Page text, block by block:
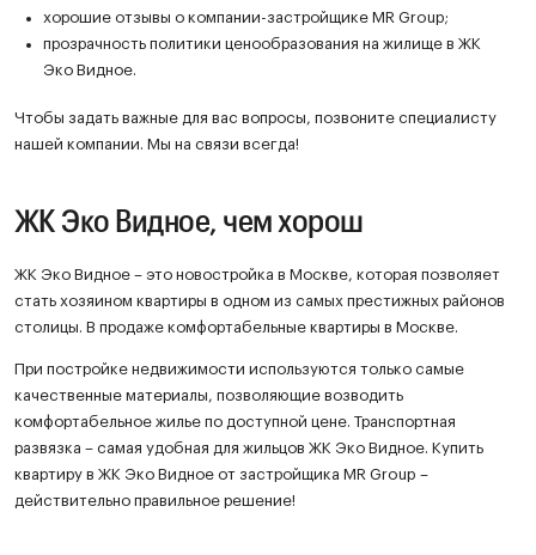
хорошие отзывы о компании-застройщике MR Group;
прозрачность политики ценообразования на жилище в ЖК
Эко Видное.
Чтобы задать важные для вас вопросы, позвоните специалисту
нашей компании. Мы на связи всегда!
ЖК Эко Видное, чем хорош
ЖК Эко Видное – это новостройка в Москве, которая позволяет
стать хозяином квартиры в одном из самых престижных районов
столицы. В продаже комфортабельные квартиры в Москве.
При постройке недвижимости используются только самые
качественные материалы, позволяющие возводить
комфортабельное жилье по доступной цене. Транспортная
развязка – самая удобная для жильцов ЖК Эко Видное. Купить
квартиру в ЖК Эко Видное от застройщика MR Group –
действительно правильное решение!